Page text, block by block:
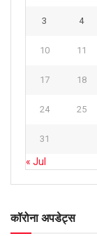
3 4
10 11
17 18
24 25
31
« Jul
कॉरोना अपडेट्स